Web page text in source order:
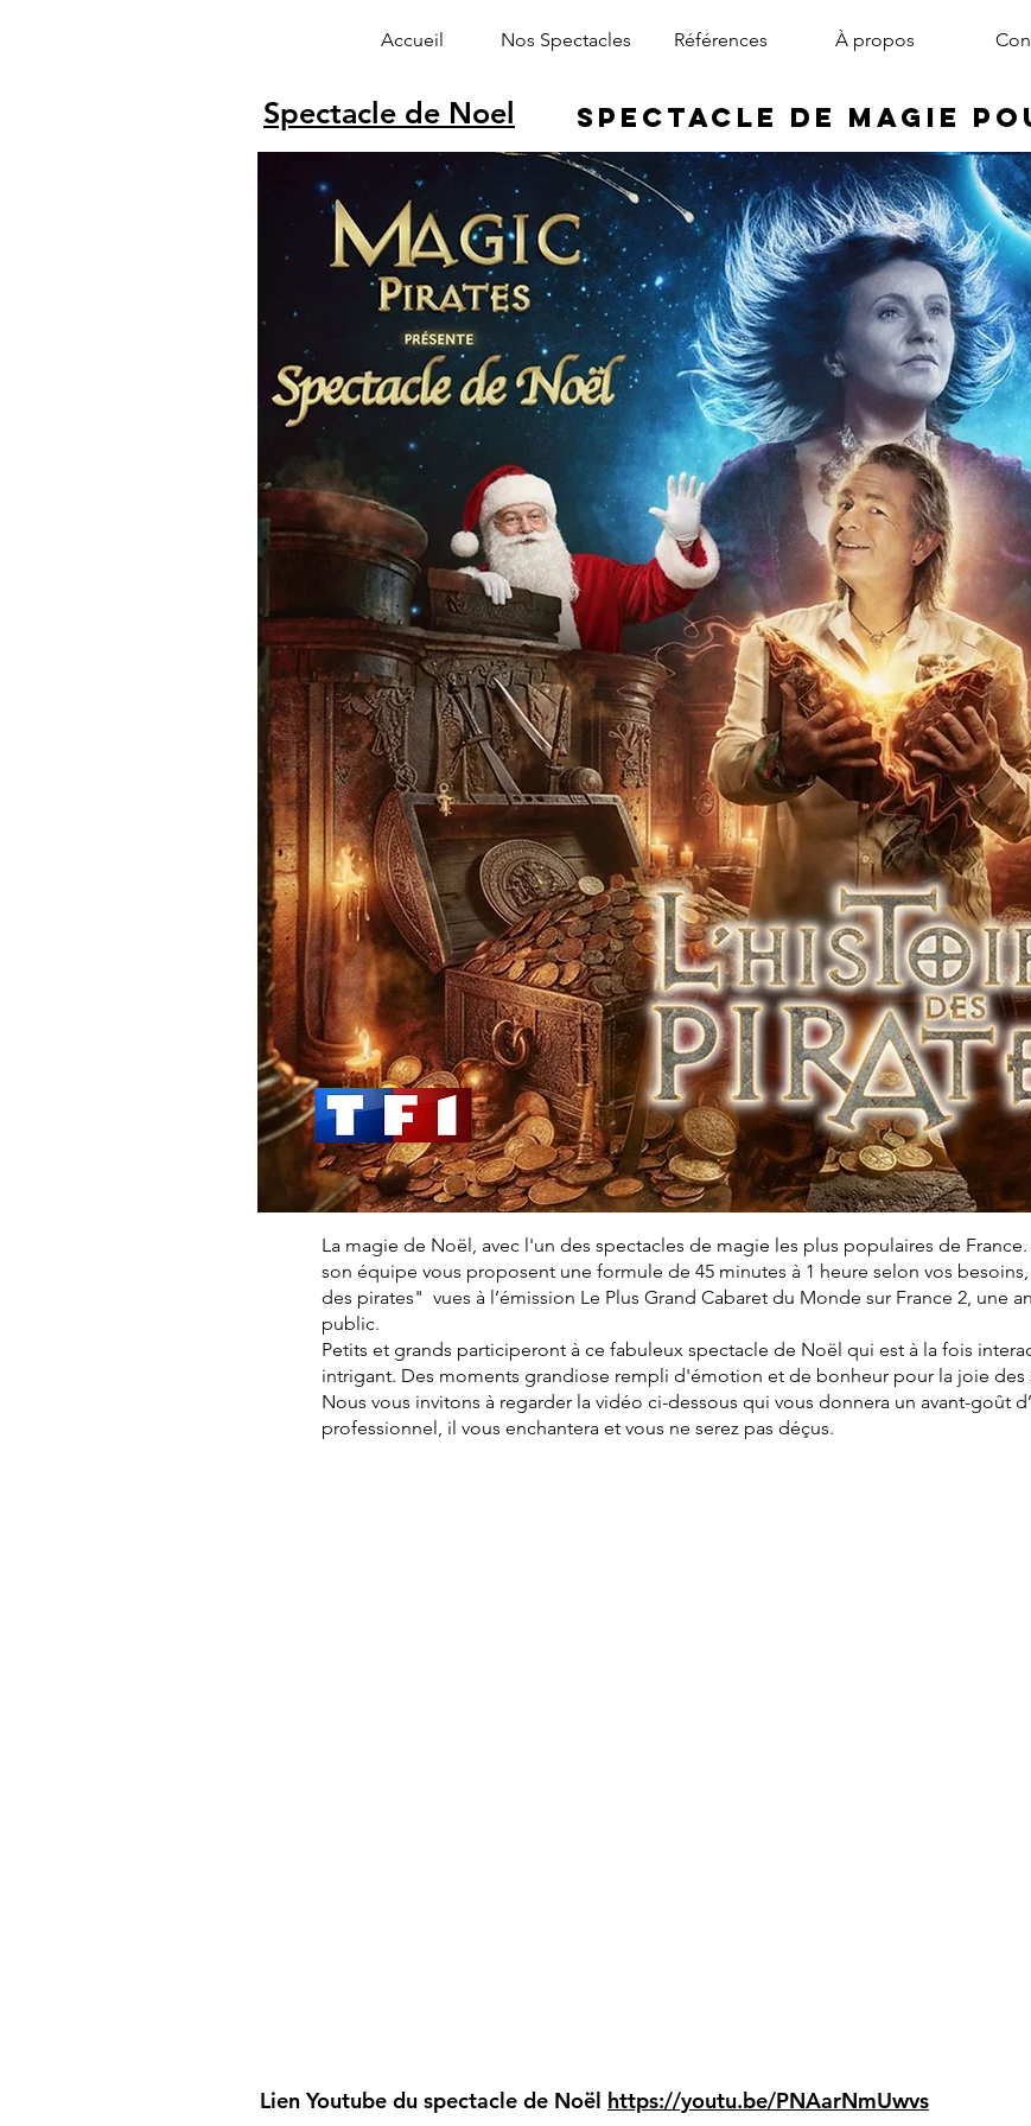
Accueil Nos Spectacles Références À propos
Spectacle de Noel Spectacle de Magie
Alphonse le magicien arbre de noël
La magie de Noël, avec l'un des spectacles de magie les plus populaires de
son équipe vous proposent une formule de 45 minutes à 1 heure selon vos
des pirates" vues à l’émission Le Plus Grand Cabaret du Monde sur France 2, une
public.
Petits et grands participeront à ce fabuleux spectacle de Noël qui est à la fois
intrigant. Des moments grandiose rempli d'émotion et de bonheur pour la joie des
Nous vous invitons à regarder la vidéo ci-dessous qui vous donnera un avant-goût
professionnel, il vous enchantera et vous ne serez pas déçus.
Lien Youtube du spectacle de Noël https://youtu.be/PNAarNmUwvs